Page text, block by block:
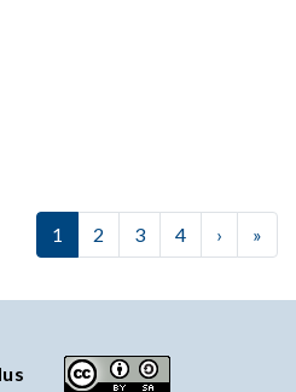
1 2 3 4 › Next
»